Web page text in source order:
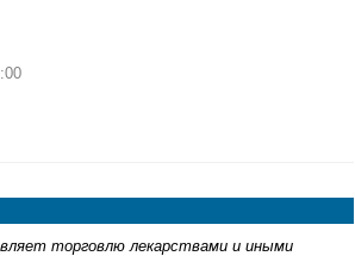
торговлю лекарствами и иными